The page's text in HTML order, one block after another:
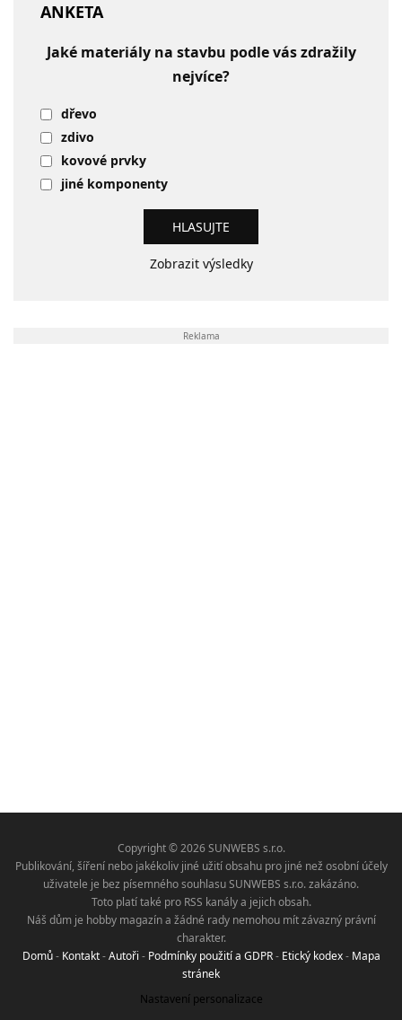
ANKETA
Jaké materiály na stavbu podle vás zdražily
nejvíce?
dřevo
zdivo
kovové prvky
jiné komponenty
Zobrazit výsledky
Reklama
Copyright © 2026 SUNWEBS s.r.o.
Publikování, šíření nebo jakékoliv jiné užití obsahu pro jiné než osobní účely
uživatele je bez písemného souhlasu SUNWEBS s.r.o. zakázáno.
Toto platí také pro RSS kanály a jejich obsah.
Náš dům je hobby magazín a žádné rady nemohou mít závazný právní
charakter.
Domů- Kontakt-Autoři - Podmínky použití a GDPR- Etický kodex- Mapa
stránek
Nastavení personalizace